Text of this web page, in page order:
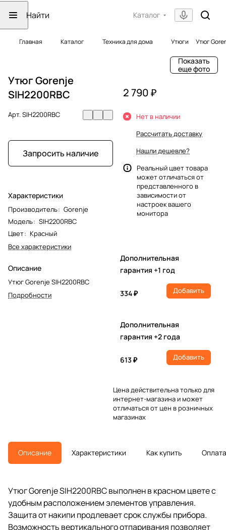
Каталог
Главная Каталог Техника для дома Утюги Утюг
Показать
еще фото
Утюг Gorenje
SIH2200RBC
Арт.SIH2200RBC
Запросить наличие
Характеристики
Производитель: Gorenje
Модель: SIH2200RBC
Цвет: Красный
Все характеристики
Описание
Утюг Gorenje SIH2200RBC
Подробности
2 790 ₽
Нет в наличии
Рассчитать доставку
Нашли дешевле?
Реальный цвет товара
может отличаться от
представленного в
зависимости от
настроек вашего
монитора
Дополнительная
гарантия +1 год
334 ₽ Добавить
Дополнительная
гарантия +2 года
613 ₽ Добавить
Цена действительна только для
интернет-магазина и может
отличаться от цен в розничных
магазинах
Описание Характеристики Как купить Оплата
Утюг Gorenje SIH2200RBC выполнен в красном цвете с
удобным расположением элементов управления.
Защита от накипи продлевает срок службы прибора.
Возможность вертикального отпаривания позволяет